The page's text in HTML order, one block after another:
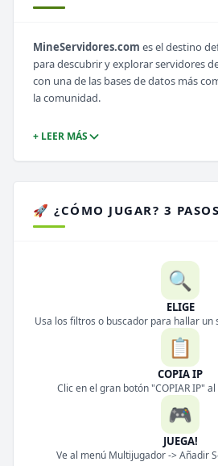
MineServidores.com es el destino
para descubrir y explorar servidores
con una de las bases de datos más
la comunidad.
+ LEER MÁS
🚀 ¿CÓMO JUGAR? 3 PASOS
🔍
ELIGE
Usa los filtros o buscador para hallar un
📋
COPIA IP
Clic en el gran botón "COPIAR IP"
🎮
JUEGA!
Ve al menú Multijugador -> Añadir